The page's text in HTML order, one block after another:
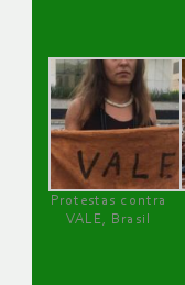
Protestas contra
VALE, Brasil